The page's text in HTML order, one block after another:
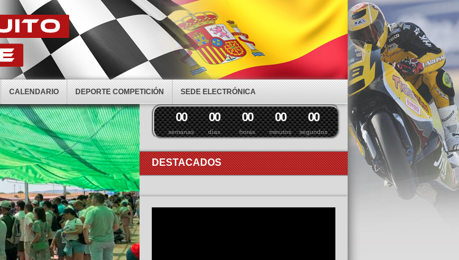
CALENDARIO DEPORTE COMPETICIÓN SEDE ELECTRÓNICA
semanas
00
días
00
horas
00
minutos
00
segundos
00
DESTACADOS